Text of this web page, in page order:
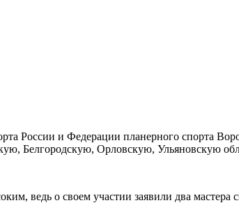
России и Федерации планерного спорта
Белгородскую, Орловскую, Ульяновскую
ведь о своем участии заявили два мастера